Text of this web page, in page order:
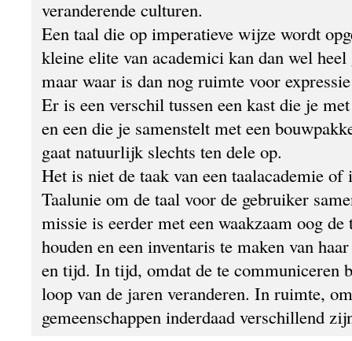
veranderende culturen.
Een taal die op imperatieve wijze wordt
kleine elite van academici kan dan wel
maar waar is dan nog ruimte voor
Er is een verschil tussen een kast die je
en een die je samenstelt met een
gaat natuurlijk slechts ten dele op.
Het is niet de taak van een taalacademie of
Taalunie om de taal voor de gebruiker
missie is eerder met een waakzaam oog de
houden en een inventaris te maken van
en tijd. In tijd, omdat de te communiceren
loop van de jaren veranderen. In ruimte,
gemeenschappen inderdaad verschillend